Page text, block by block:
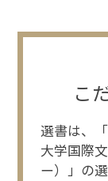
こ
選書は、
大学国際
ー）」の